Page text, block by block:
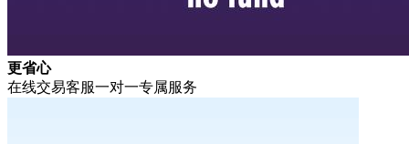
更省心
在线交易客服一对一专属服务